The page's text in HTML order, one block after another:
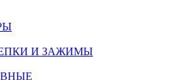
И ЗАЖИМЫ